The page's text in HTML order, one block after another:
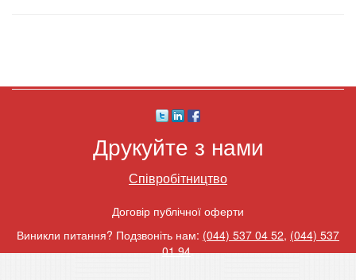
Друкуйте з нами
Співробітництво
Договір публічної оферти
Виникли питання? Подзвоніть нам: (044) 537 04 52, (044) 537
01 94.